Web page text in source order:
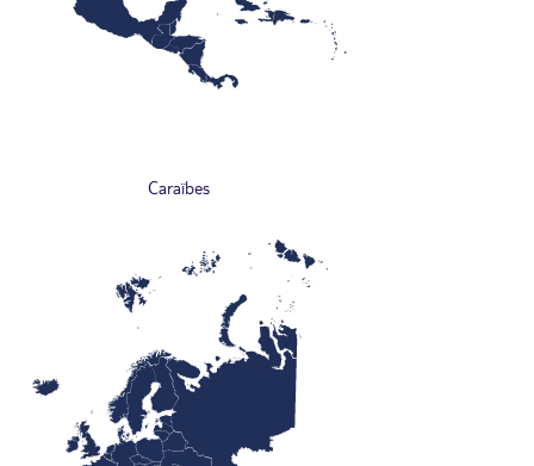
Caraïbes